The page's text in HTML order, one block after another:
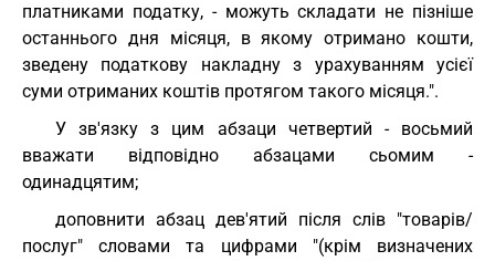
платниками податку, - можуть складати не пізніше
останнього дня місяця, в якому отримано кошти,
зведену податкову накладну з урахуванням усієї
суми отриманих коштів протягом такого місяця.".
У зв'язку з цим абзаци четвертий - восьмий
вважати відповідно абзацами сьомим -
одинадцятим;
доповнити абзац дев'ятий після слів "товарів/
послуг" словами та цифрами "(крім визначених